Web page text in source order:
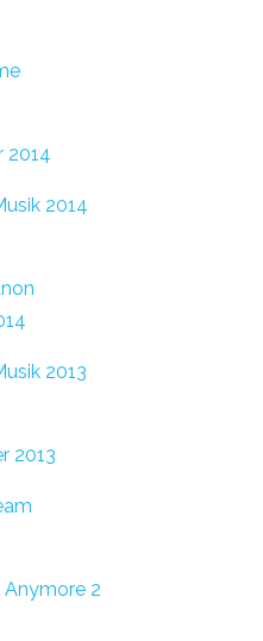
2014
2014
2013
2013
2